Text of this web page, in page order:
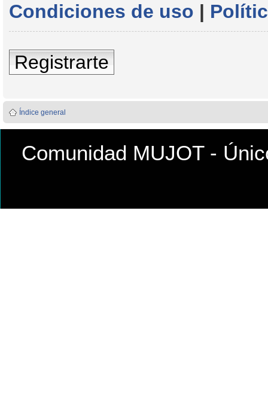
Condiciones de uso |
Registrarte
Índice general
Comunidad MUJOT -